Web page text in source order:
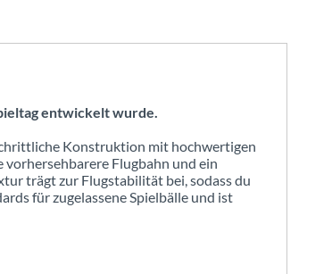
entwickelt wurde.
Konstruktion mit hochwertigen
Flugbahn und ein
trägt zur Flugstabilität bei, sodass du
für zugelassene Spielbälle und ist